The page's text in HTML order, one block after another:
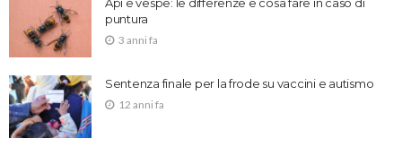
Api e vespe: le differenze e cosa fare in caso di
puntura
3 anni fa
Sentenza finale per la frode su vaccini e autismo
12 anni fa